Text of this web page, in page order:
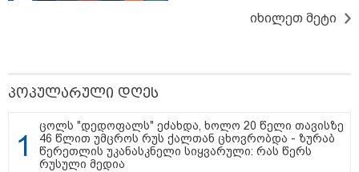
ქრონოლოგია,
აღარ გვახსოვს
"ბავშვობაში გიჟურად
პრინცესები"
იხილეთ მეტი
პოპულარული დღეს
ცოლს "დედოფალს" ეძახდა, ხოლო 20 წელი თავისზე
46 წლით უმცროს რუს ქალთან ცხოვრობდა - ზურაბ
წერეთლის უკანასკნელი სიყვარული: რას წერს
რუსული მედია